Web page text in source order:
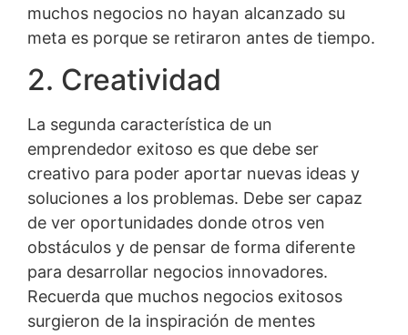
muchos negocios no hayan alcanzado su
meta es porque se retiraron antes de tiempo.
2. Creatividad
La segunda característica de un
emprendedor exitoso es que debe ser
creativo para poder aportar nuevas ideas y
soluciones a los problemas. Debe ser capaz
de ver oportunidades donde otros ven
obstáculos y de pensar de forma diferente
para desarrollar negocios innovadores.
Recuerda que muchos negocios exitosos
surgieron de la inspiración de mentes